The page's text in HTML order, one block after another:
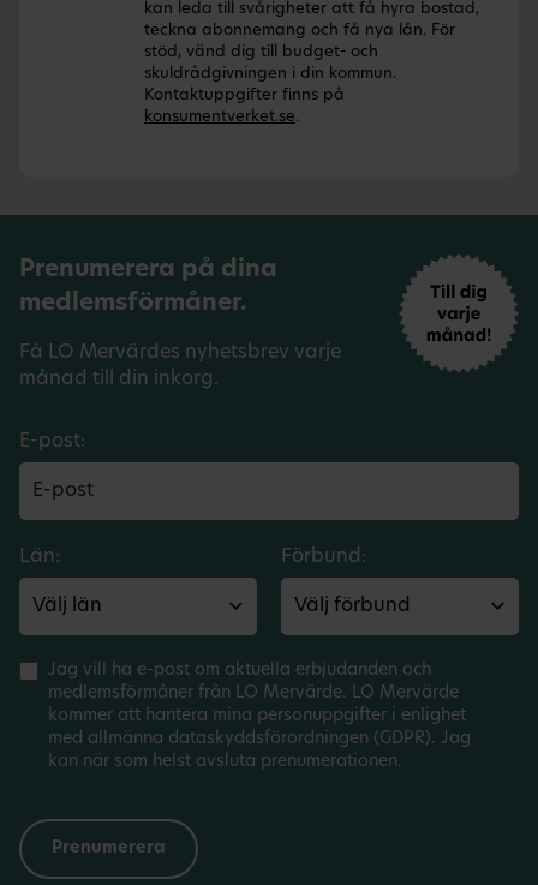
kan leda till svårigheter att få hyra bostad,
teckna abonnemang och få nya lån. För
stöd, vänd dig till budget- och
skuldrådgivningen i din kommun.
Kontaktuppgifter finns på
konsumentverket.se.
Prenumerera på dina
medlemsförmåner.
Få LO Mervärdes nyhetsbrev varje
månad till din inkorg.
E-post:
Län: Förbund:
Jag vill ha e-post om aktuella erbjudanden och
medlemsförmåner från LO Mervärde. LO Mervärde
kommer att hantera mina personuppgifter i enlighet
med allmänna dataskyddsförordningen (GDPR). Jag
kan när som helst avsluta prenumerationen.